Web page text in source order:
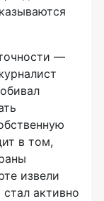
—
в том,
извели
активно